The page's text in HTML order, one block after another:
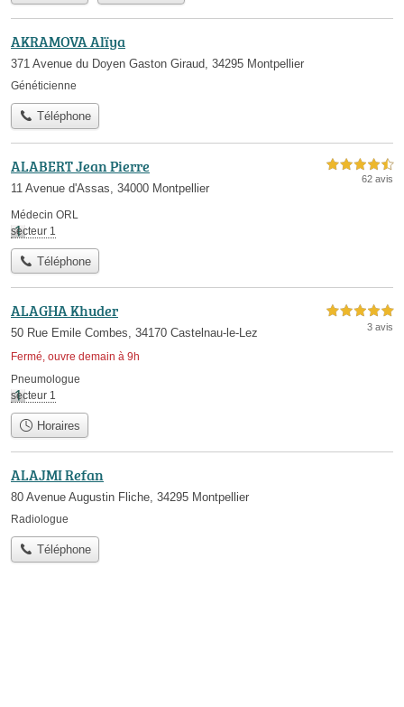
AKRAMOVA Alïya
371 Avenue du Doyen Gaston Giraud, 34295 Montpellier
Généticienne
Téléphone
ALABERT Jean Pierre
11 Avenue d'Assas, 34000 Montpellier
4,5 étoiles sur 5
62 avis
Médecin ORL
secteur 1
Téléphone
ALAGHA Khuder
50 Rue Emile Combes, 34170 Castelnau-le-Lez
Fermé, ouvre demain à 9h
5,0 étoiles sur 5
3 avis
Pneumologue
secteur 1
Horaires
ALAJMI Refan
80 Avenue Augustin Fliche, 34295 Montpellier
Radiologue
Téléphone